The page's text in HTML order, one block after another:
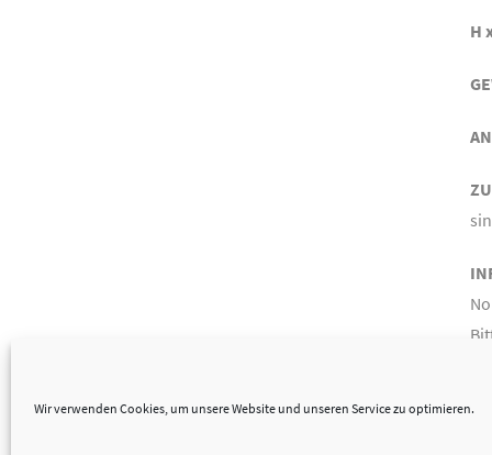
Wir verwenden Cookies, um unsere Website und unseren Service zu optimieren.
H